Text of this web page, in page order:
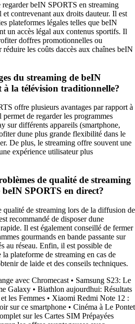
beIN SPORTS en streaming
contrevenant aux droits dauteur. Il est
plateformes légales telles que beIN
un accès légal aux contenus sportifs. Il
doffres promotionnelles ou
les coûts daccès aux chaînes beIN
du streaming de beIN
la télévision traditionnelle?
offre plusieurs avantages par rapport à
de regarder les programmes
sur différents appareils (smartphone,
dune plus grande flexibilité dans le
De plus, le streaming offre souvent une
expérience utilisateur plus
de qualité de streaming
SPORTS en direct?
qualité de streaming lors de la diffusion de
recommandé de disposer dune
Il est également conseillé de fermer
gourmands en bande passante sur
au réseau. Enfin, il est possible de
plateforme de streaming en cas de
de laide et des conseils techniques.
avec Chromecast • Samsung S23: Le
Galaxy • Biathlon aujourdhui: Résultats
les Femmes • Xiaomi Redmi Note 12 :
sur ce smartphone • Cinéma à Le Pontet
sur les Cartes SIM Prépayées